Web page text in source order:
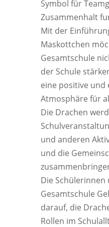
Symbol für
Zusammenhalt
Mit der
Maskottchen
Gesamtschule
der Schule
eine positive und
Atmosphäre für
Die Drachen
und anderen
und die
Die
Gesamtschule
darauf, die
Rollen im